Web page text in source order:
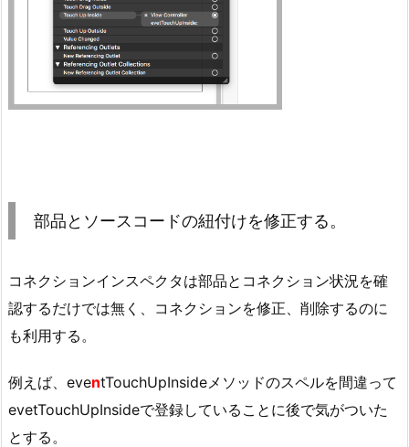
部品とソースコードの紐付けを修正する。
コネクションインスペクタは部品とコネクション状況を確
認するだけでは無く、コネクションを修正、削除するのに
も利用する。
例えば、eventTouchUpInsideメソッドのスペルを間違って
evetTouchUpInsideで登録していることに後で気がついた
とする。